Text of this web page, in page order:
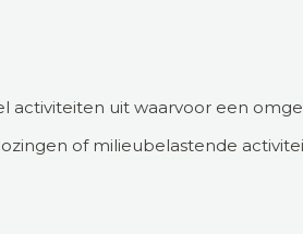
uit waarvoor een
of milieubelastende